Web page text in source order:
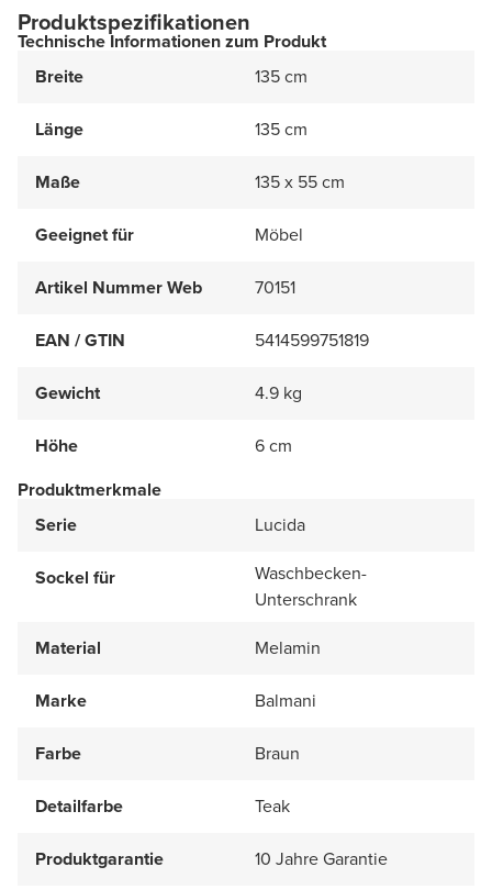
Produktspezifikationen
Technische Informationen zum Produkt
Breite
135 cm
Länge 135 cm
Maße 135 x 55 cm
Geeignet für Möbel
Artikel Nummer Web 70151
EAN / GTIN 5414599751819
Gewicht 4.9 kg
Höhe
6 cm
Produktmerkmale
Serie
Lucida
Sockel für
Waschbecken-
Unterschrank
Material
Melamin
Marke Balmani
Farbe Braun
Detailfarbe Teak
Produktgarantie 10 Jahre Garantie